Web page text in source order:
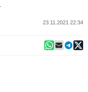
23.11.2021 22:34